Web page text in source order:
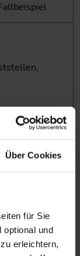
Über Cookies
für Sie
optional und
erleichtern,